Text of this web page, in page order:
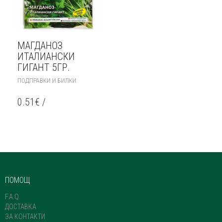
МАГДАНОЗ
ИТАЛИАНСКИ
ГИГАНТ 5ГР.
ПОДПРАВКИ И БИЛКИ
0.51 € /
ПОМОЩ
F.A.Q.
ДОСТАВКА
ЗА КОНТАКТИ